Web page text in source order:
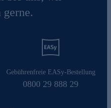
gerne.
Gebührenfreie EASy-Bestellung
0800 29 888 29